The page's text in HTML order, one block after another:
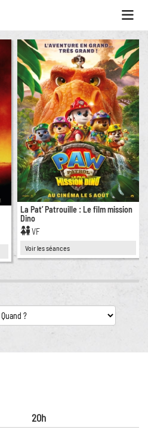
le
menu
La Pat’ Patrouille : Le film mission
Dino
VF
Voir les séances
20h